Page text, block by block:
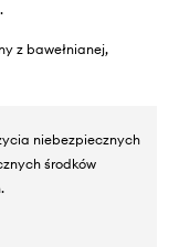
z bawełnianej,
niebezpiecznych
środków